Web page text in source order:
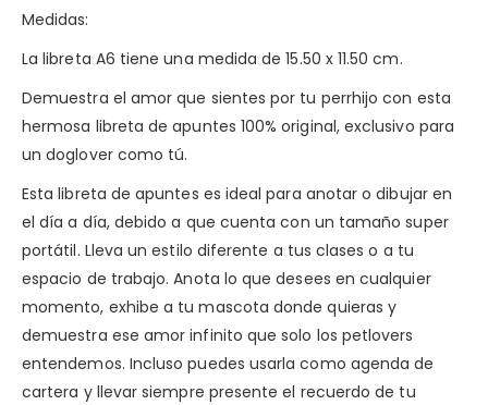
Medidas:
La libreta A6 tiene una medida de 15.50 x 11.50 cm.
Demuestra el amor que sientes por tu perrhijo con esta
hermosa libreta de apuntes 100% original, exclusivo para
un doglover como tú.
Esta libreta de apuntes es ideal para anotar o dibujar en
el día a día, debido a que cuenta con un tamaño super
portátil. Lleva un estilo diferente a tus clases o a tu
espacio de trabajo. Anota lo que desees en cualquier
momento, exhibe a tu mascota donde quieras y
demuestra ese amor infinito que solo los petlovers
entendemos. Incluso puedes usarla como agenda de
cartera y llevar siempre presente el recuerdo de tu